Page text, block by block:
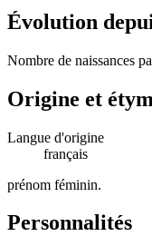
Évolution
Nombre de naissances
Origine et
Langue d'origine
français
prénom féminin.
Personnalités